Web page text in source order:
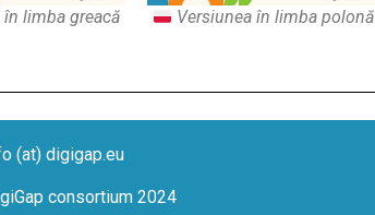
în limba greacă Versiunea în limba polonă
(at) digigap.eu
consortium 2024